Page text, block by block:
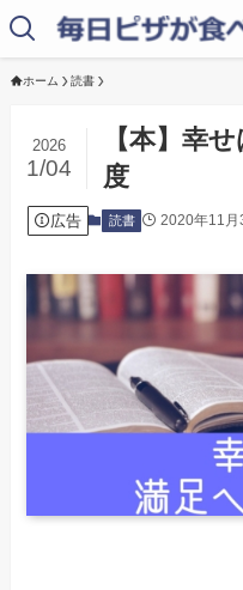
ホーム 読書
【本】幸
度
2026
1/04
広告 読書 2020年11月